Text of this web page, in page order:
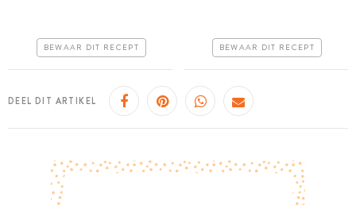
BEWAAR DIT RECEPT BEWAAR DIT RECEPT
DEEL DIT ARTIKEL